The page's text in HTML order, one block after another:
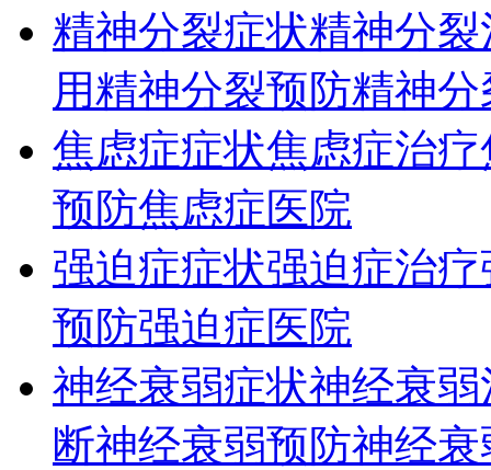
精神分裂症状精神分裂
用精神分裂预防精神
焦虑症症状焦虑症治疗
预防焦虑症医院
强迫症症状强迫症治疗
预防强迫症医院
神经衰弱症状神经衰弱
断神经衰弱预防神经